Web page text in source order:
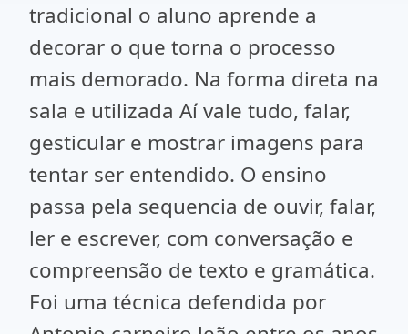
tradicional o aluno aprende a
decorar o que torna o processo
mais demorado. Na forma direta na
sala e utilizada Aí vale tudo, falar,
gesticular e mostrar imagens para
tentar ser entendido. O ensino
passa pela sequencia de ouvir, falar,
ler e escrever, com conversação e
compreensão de texto e gramática.
Foi uma técnica defendida por